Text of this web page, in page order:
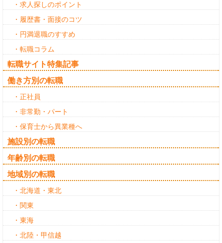
・求人探しのポイント
・履歴書・面接のコツ
・円満退職のすすめ
・転職コラム
転職サイト特集記事
働き方別の転職
・正社員
・非常勤・パート
・保育士から異業種へ
施設別の転職
年齢別の転職
地域別の転職
・北海道・東北
・関東
・東海
・北陸・甲信越